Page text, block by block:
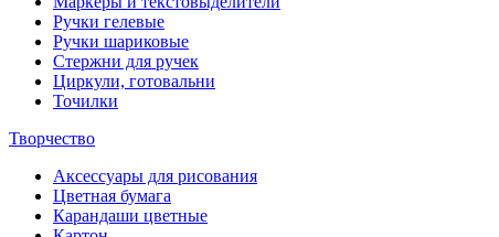
Ручки гелевые
Ручки шариковые
Стержни для ручек
Циркули, готовальни
Точилки
Творчество
Аксессуары для рисования
Цветная бумага
Карандаши цветные